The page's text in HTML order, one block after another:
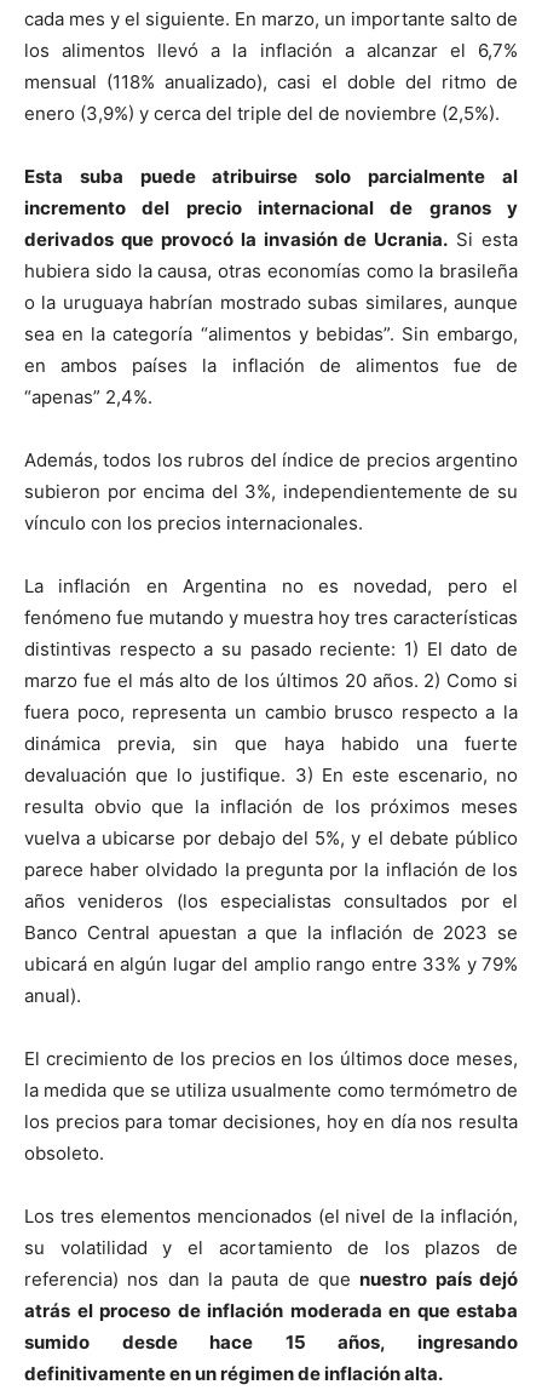
cada mes y el siguiente. En marzo, un importante salto de
los alimentos llevó a la inflación a alcanzar el 6,7%
mensual (118% anualizado), casi el doble del ritmo de
enero (3,9%) y cerca del triple del de noviembre (2,5%).
Esta suba puede atribuirse solo parcialmente al
incremento del precio internacional de granos y
derivados que provocó la invasión de Ucrania. Si esta
hubiera sido la causa, otras economías como la brasileña
o la uruguaya habrían mostrado subas similares, aunque
sea en la categoría “alimentos y bebidas”. Sin embargo,
en ambos países la inflación de alimentos fue de
“apenas” 2,4%.
Además, todos los rubros del índice de precios argentino
subieron por encima del 3%, independientemente de su
vínculo con los precios internacionales.
La inflación en Argentina no es novedad, pero el
fenómeno fue mutando y muestra hoy tres características
distintivas respecto a su pasado reciente: 1) El dato de
marzo fue el más alto de los últimos 20 años. 2) Como si
fuera poco, representa un cambio brusco respecto a la
dinámica previa, sin que haya habido una fuerte
devaluación que lo justifique. 3) En este escenario, no
resulta obvio que la inflación de los próximos meses
vuelva a ubicarse por debajo del 5%, y el debate público
parece haber olvidado la pregunta por la inflación de los
años venideros (los especialistas consultados por el
Banco Central apuestan a que la inflación de 2023 se
ubicará en algún lugar del amplio rango entre 33% y 79%
anual).
El crecimiento de los precios en los últimos doce meses,
la medida que se utiliza usualmente como termómetro de
los precios para tomar decisiones, hoy en día nos resulta
obsoleto.
Los tres elementos mencionados (el nivel de la inflación,
su volatilidad y el acortamiento de los plazos de
referencia) nos dan la pauta de quenuestro país dejó
atrás el proceso de inflación moderada en que estaba
sumido desde hace 15 años, ingresando
definitivamente en un régimen de inflación alta.